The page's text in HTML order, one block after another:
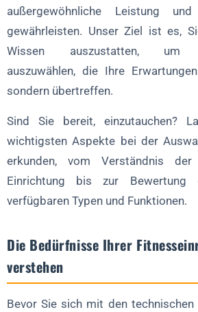
5. Verbesserte Erfahrung der Mitglieder
FAQ über die Wahl der Stoßfängerplatten
1. Was ist der Unterschied zwischen
Trainingsstoßstangen?
2. Wie pflege ich Stoßfängerplatten, um
Fitnessstudio?
Fitnessstudios versehen?
Schlussfolgerung
außergewöhnliche Leistung
gewährleisten. Unser Ziel ist es,
Wissen auszustatten, um
auszuwählen, die Ihre
sondern übertreffen.
Sind Sie bereit, einzutauchen?
wichtigsten Aspekte bei der
erkunden, vom Verständnis
Einrichtung bis zur Bewertung
verfügbaren Typen und Funktionen.
Die Bedürfnisse Ihrer
verstehen
Bevor Sie sich mit den technischen